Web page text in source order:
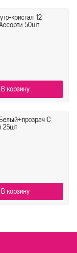
кристал 12
50шт
В корзину
С
25шт
В корзину